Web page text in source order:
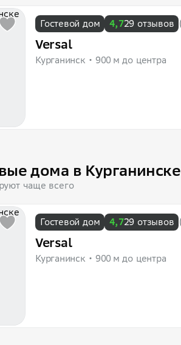
Гостевой дом 4,729 отзывов
Versal
Курганинск 900 м до центра
дома в Курганинске
чаще всего
Гостевой дом 4,729 отзывов
Versal
Курганинск 900 м до центра